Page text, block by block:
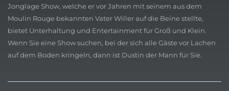
Jonglage Show, welche er vor Jahren mit seinem aus dem
Moulin Rouge bekannten Vater Willer auf die Beine stellte,
bietet Unterhaltung und Entertainment für Groß und Klein.
Wenn Sie eine Show suchen, bei der sich alle Gäste vor Lachen
auf dem Boden kringeln, dann ist Dustin der Mann für Sie.